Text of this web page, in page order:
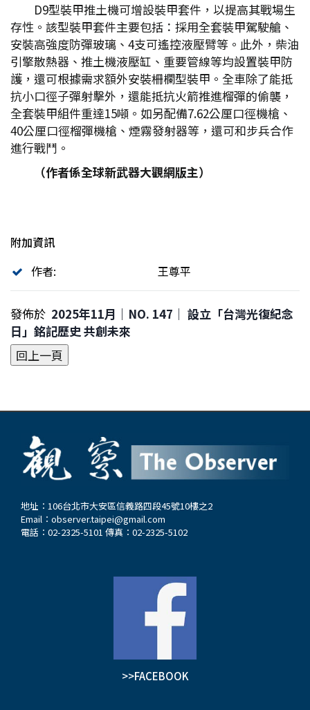
D9型裝甲推土機可增設裝甲套件，以提高其戰場生
存性。該型裝甲套件主要包括：採用全套裝甲駕駛艙、
安裝高強度防彈玻璃、4支可遙控液壓臂等。此外，柴油
引擎散熱器、推土機液壓缸、重要管線等均設置裝甲防
護，還可根據需求額外安裝柵欄型裝甲。全車除了能抵
抗小口徑子彈射擊外，還能抵抗火箭推進榴彈的偷襲，
全套裝甲組件重達15噸。如另配備7.62公厘口徑機槍、
40公厘口徑榴彈機槍、煙霧發射器等，還可和步兵合作
進行戰鬥。
（作者係全球新武器大觀網版主）
附加資訊
作者:
王尊平
發佈於 2025年11月｜NO. 147│ 設立「台灣光復紀念
日」銘記歷史 共創未來
地址：106台北市大安區信義路四段45號10樓之2
Email： observer.taipei@gmail.com
電話：02-2325-5101 傳真：02-2325-5102
>>FACEBOOK